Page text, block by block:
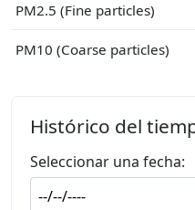
PM2.5 (Fine particles)
PM10 (Coarse particles)
Histórico del
Seleccionar una fecha: